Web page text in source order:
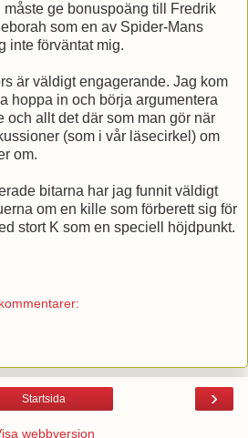
ge bonuspoäng till Fredrik
som en av Spider-Mans
inte förväntat mig.
är väldigt engagerande. Jag kom
hoppa in och börja argumentera
och allt det där som man gör när
(som i vår läsecirkel) om
om.
bitarna har jag funnit väldigt
om en kille som förberett sig för
stort K som en speciell höjdpunkt.
›
Startsida
webbversion